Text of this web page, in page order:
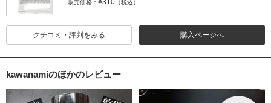
販売価格： ¥310 （税込）
購入ページへ
クチコミ・評判をみる
kawanamiのほかのレビュー